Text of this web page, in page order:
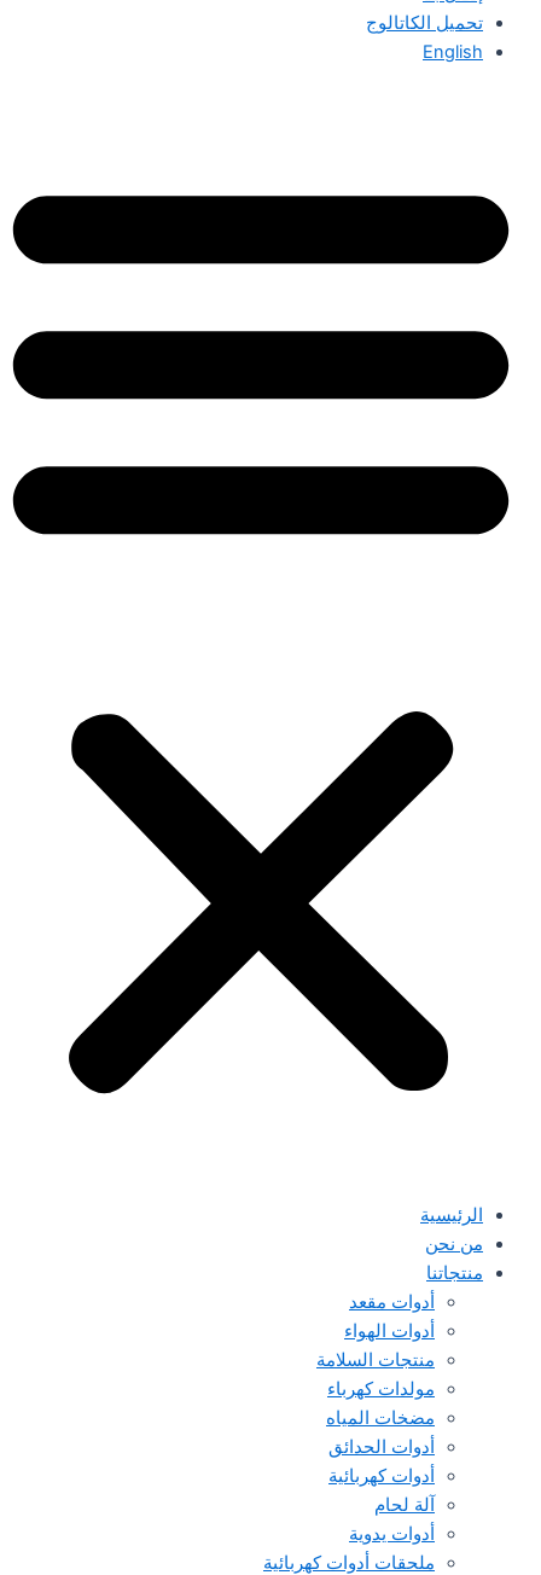
تحميل الكاتالوج
English
الرئيسية
من نحن
منتجاتنا
أدوات مقعد
أدوات الهواء
منتجات السلامة
مولدات كهرباء
مضخات المياه
أدوات الحدائق
أدوات كهربائية
آلة لحام
أدوات يدوية
ملحقات أدوات كهربائية